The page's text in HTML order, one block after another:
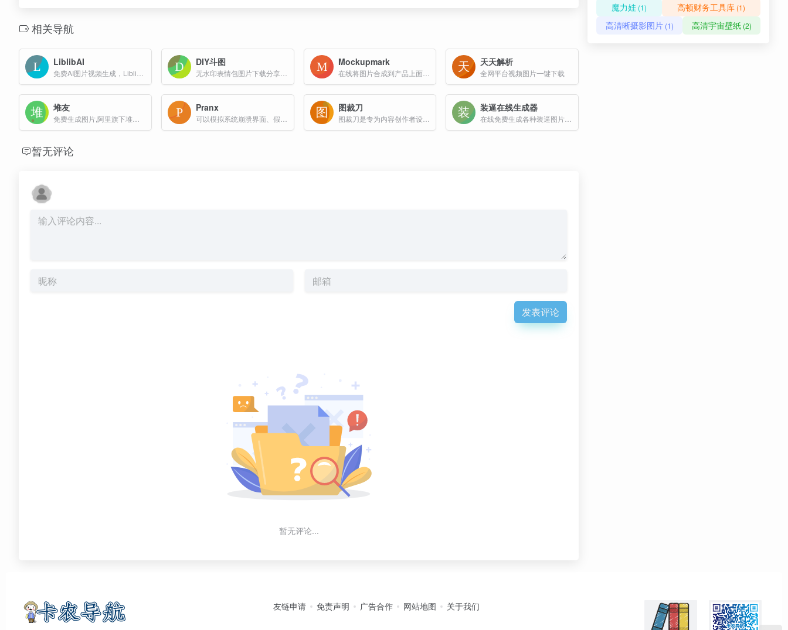
相关导航
LiblibAI DIY斗图
无水印表情包图片下载分享与在线制作字幕GIF、gif制作、动图加字恶搞制作、来diy属于自己的表情包吧
Mockupmark 天天解析
全网平台视频图片一键下载
堆友 Pranx 图裁刀 装逼在线生成器
暂无评论
发表评论
暂无评论...
魔力娃 (1) 高顿财务工具库 (1)
高清晰摄影图片(1) 高清宇宙壁纸(2)
友链申请 免责声明 广告合作 网站地图 关于我们